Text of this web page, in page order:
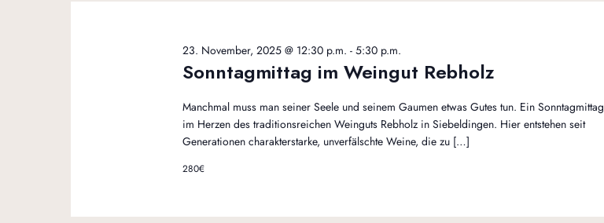
Sonntagmittag im Weingut Rebholz
23. November, 2025 @ 12:30 p.m. -5:30 p.m.
Manchmal muss man seiner Seele und seinem Gaumen etwas Gutes tun. Ein Sonntagmittag
im Herzen des traditionsreichen Weinguts Rebholz in Siebeldingen. Hier entstehen seit
Generationen charakterstarke, unverfälschte Weine, die zu […]
280€